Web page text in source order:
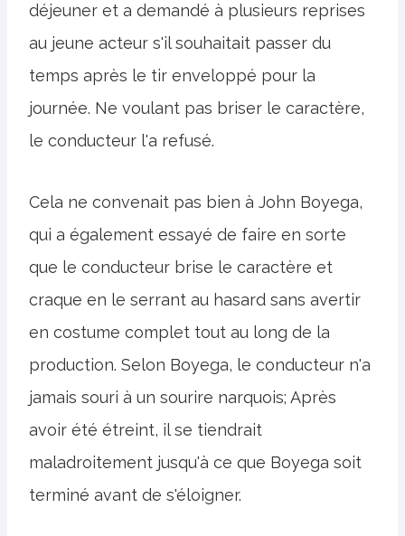
déjeuner et a demandé à plusieurs reprises
au jeune acteur s'il souhaitait passer du
temps après le tir enveloppé pour la
journée. Ne voulant pas briser le caractère,
le conducteur l'a refusé.
Cela ne convenait pas bien à John Boyega,
qui a également essayé de faire en sorte
que le conducteur brise le caractère et
craque en le serrant au hasard sans avertir
en costume complet tout au long de la
production. Selon Boyega, le conducteur n'a
jamais souri à un sourire narquois; Après
avoir été étreint, il se tiendrait
maladroitement jusqu'à ce que Boyega soit
terminé avant de s'éloigner.